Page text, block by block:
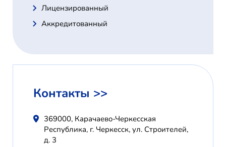
Лицензированный
Аккредитованный
Контакты >>
369000, Карачаево-Черкесская
Республика, г. Черкесск, ул. Строителей,
д. 3